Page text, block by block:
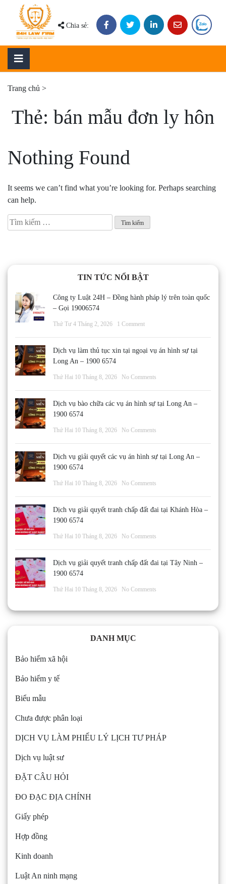
content
Chia sẻ:
Trang chủ >
Thẻ: bán mẫu đơn ly hôn
Nothing Found
It seems we can’t find what you’re looking for. Perhaps searching
can help.
Tìm
kiếm
TIN TỨC NỔI BẬT
Công ty Luật 24H – Đồng hành pháp lý trên toàn quốc
– Gọi 19006574
Thứ Tư 4 Tháng 2, 2026 1 Comment
Dịch vụ làm thủ tục xin tại ngoại vụ án hình sự tại
Long An – 1900 6574
Thứ Hai 10 Tháng 8, 2026 No Comments
Dịch vụ bào chữa các vụ án hình sự tại Long An –
1900 6574
Thứ Hai 10 Tháng 8, 2026 No Comments
Dịch vụ giải quyết các vụ án hình sự tại Long An –
1900 6574
Thứ Hai 10 Tháng 8, 2026 No Comments
Dịch vụ giải quyết tranh chấp đất đai tại Khánh Hòa –
1900 6574
Thứ Hai 10 Tháng 8, 2026 No Comments
Dịch vụ giải quyết tranh chấp đất đai tại Tây Ninh –
1900 6574
Thứ Hai 10 Tháng 8, 2026 No Comments
DANH MỤC
Bảo hiểm xã hội
Bảo hiểm y tế
Biểu mẫu
Chưa được phân loại
DỊCH VỤ LÀM PHIẾU LÝ LỊCH TƯ PHÁP
Dịch vụ luật sư
ĐẶT CÂU HỎI
ĐO ĐẠC ĐỊA CHÍNH
Giấy phép
Hợp đồng
Kinh doanh
Luật An ninh mạng